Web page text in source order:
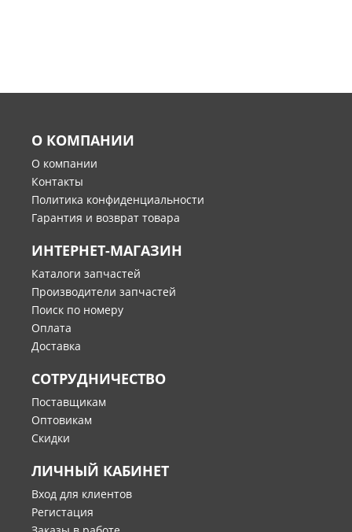
О КОМПАНИИ
О компании
Контакты
Политика конфиденциальности
Гарантия и возврат товара
ИНТЕРНЕТ-МАГАЗИН
Каталоги запчастей
Производители запчастей
Поиск по номеру
Оплата
Доставка
СОТРУДНИЧЕСТВО
Поставщикам
Оптовикам
Скидки
ЛИЧНЫЙ КАБИНЕТ
Вход для клиентов
Регистация